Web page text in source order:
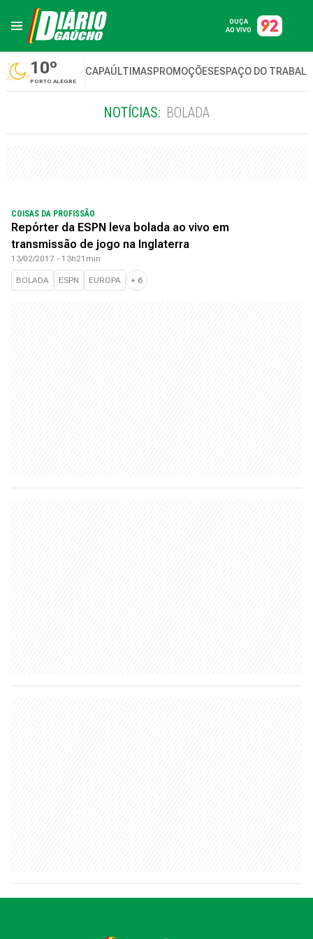
OUÇA
AO VIVO
10º
PORTO ALEGRE
CAPAÚLTIMASPROMOÇÕESESPAÇO DO
NOTÍCIAS: BOLADA
COISAS DA PROFISSÃO
Repórter da ESPN leva bolada ao vivo em
transmissão de jogo na Inglaterra
13/02/2017 - 13h21min
BOLADA ESPN EUROPA + 6